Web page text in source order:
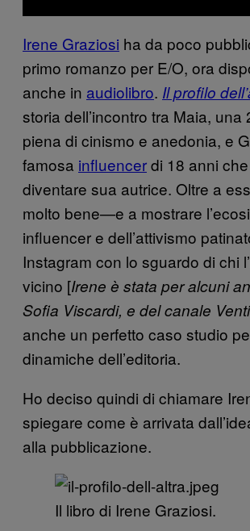
Irene Graziosi ha da poco
primo romanzo per E/O, ora
anche in audiolibro. Il profilo
storia dell’incontro tra Maia, una
piena di cinismo e anedonia, e
famosa influencerdi 18 anni
diventare sua autrice. Oltre a
molto bene—e a mostrare
influencer e dell’attivismo
Instagram con lo sguardo di chi
vicino [Irene è stata per alcuni
Sofia Viscardi, e del canale Venti
anche un perfetto caso studio
dinamiche dell’editoria.
Ho deciso quindi di chiamare
spiegare come è arrivata
alla pubblicazione.
Il libro di Irene Graziosi.